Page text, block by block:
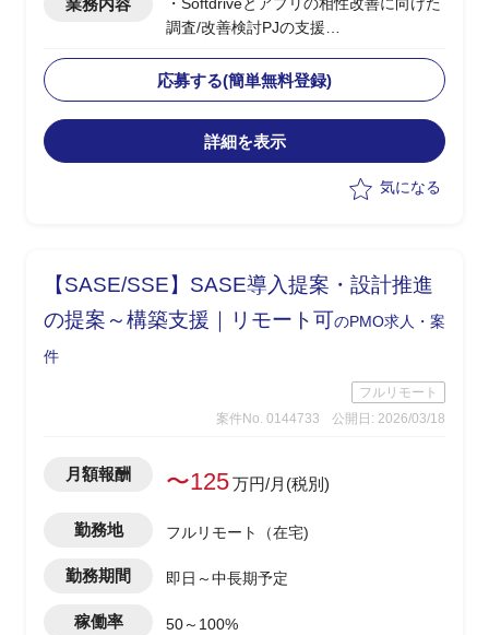
業務内容
・Softdriveとアプリの相性改善に向けた
調査/改善検討PJの支援
を踏まえた改善策の検討と要件整理を担
当
・Softdrive領域における技術的な理解を
もとに、各種ステークホルダーとの調整
・手探り状態の中で主導的に改善案を提
応募する(簡単無料登録)
詳細を表示
気になる
【SASE/SSE】SASE導入提案・設計推進
の提案～構築支援｜リモート可のPMO求人・案
件
フルリモート
案件No. 0144733
公開日: 2026/03/18
月額報酬 〜125万円/月(税別)
勤務地 フルリモート（在宅)
勤務期間 即日～中長期予定
稼働率 50～100%